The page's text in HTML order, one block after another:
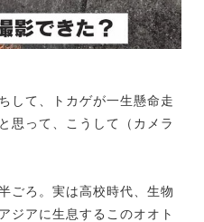
して、トカゲが一生懸命走
思って、こうして（カメラ
ごろ。実は高校時代、生物
ジアに生息するこのオオト